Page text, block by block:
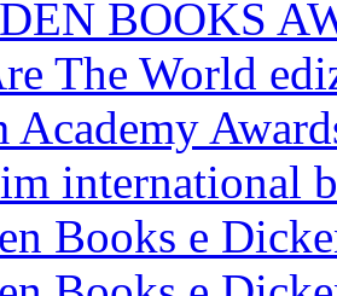
BOOKS
The World
Academy
international
Books e